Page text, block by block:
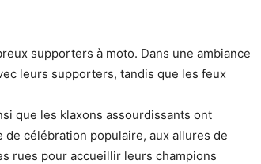
supporters à moto. Dans une ambiance
leurs supporters, tandis que les feux
que les klaxons assourdissants ont
de célébration populaire, aux allures de
rues pour accueillir leurs champions